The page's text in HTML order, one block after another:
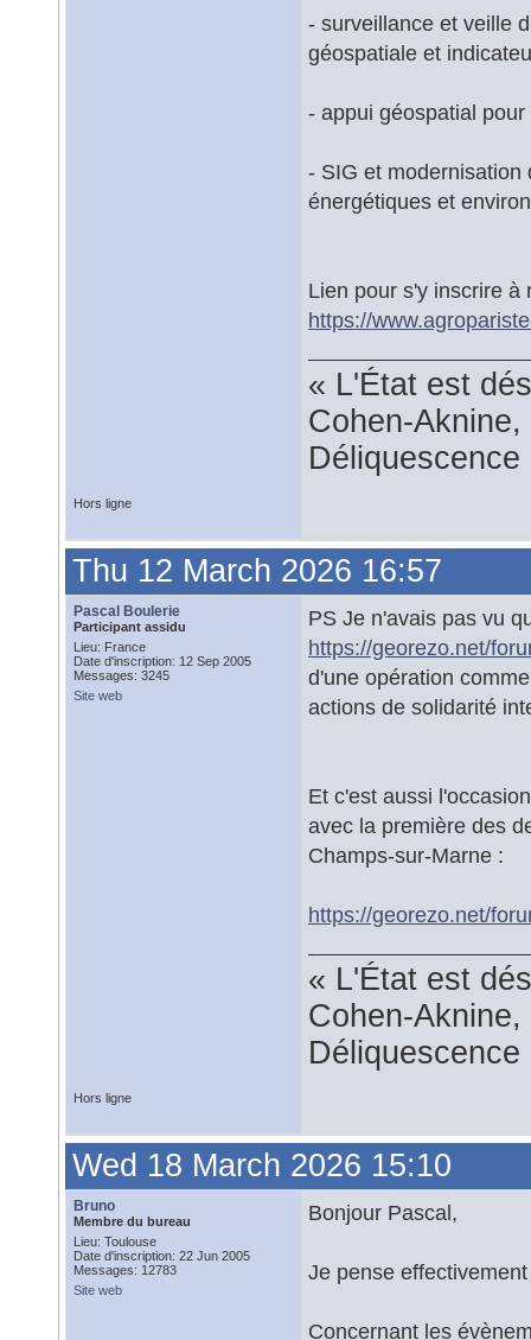
- surveillance et veille
géospatiale et
- appui géospatial pour
- SIG et modernisation
énergétiques et
Lien pour s'y inscrire à
https://
« L'État est
Cohen-
Hors ligne
Thu 12 March 2026 16:57
Pascal Boulerie
Participant assidu
Lieu: France
Date d'inscription: 12 Sep 2005
Messages: 3245
Site web
PS Je n'avais pas vu
https://georezo.net/
d'une opération
actions de solidarité
Et c'est aussi
avec la première des
Champs-sur-Marne :
https://georezo.net/
« L'État est
Cohen-
Hors ligne
Wed 18 March 2026 15:10
Bruno
Membre du bureau
Lieu: Toulouse
Date d'inscription: 22 Jun 2005
Messages: 12783
Site web
Bonjour Pascal,
Je pense
Concernant les